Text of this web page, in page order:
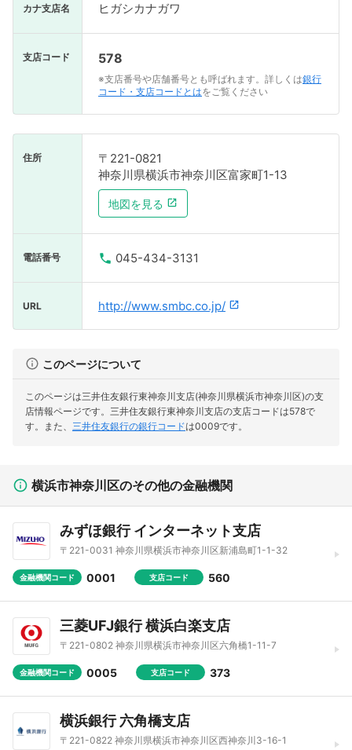
カナ支店名 ヒガシカナガワ
支店コード 578
※支店番号や店舗番号とも呼ばれます。詳しくは銀行
コード・支店コードとはをご覧ください
住所
〒221-0821
神奈川県横浜市神奈川区富家町1-13
地図を見る
電話番号 045-434-3131
URL http://www.smbc.co.jp/
このページについて
このページは三井住友銀行東神奈川支店(神奈川県横浜市神奈川区)の支
店情報ページです。 三井住友銀行東神奈川支店の支店コードは578で
す。
また、 三井住友銀行の銀行コードは0009です。
横浜市神奈川区のその他の金融機関
みずほ銀行 インターネット支店
〒221-0031 神奈川県横浜市神奈川区新浦島町1-1-32
金融機関コード 0001 支店コード 560
三菱UFJ銀行 横浜白楽支店
〒221-0802 神奈川県横浜市神奈川区六角橋1-11-7
金融機関コード 0005 支店コード 373
横浜銀行 六角橋支店
〒221-0822 神奈川県横浜市神奈川区西神奈川3-16-1